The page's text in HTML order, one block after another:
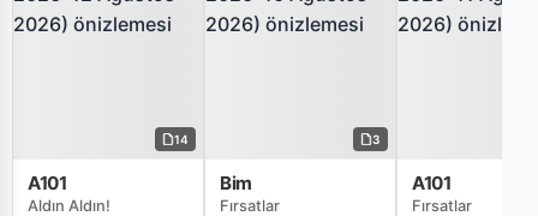
14
A101
Aldın Aldın!
3
Bim
Fırsatlar
A101
Fırsatlar